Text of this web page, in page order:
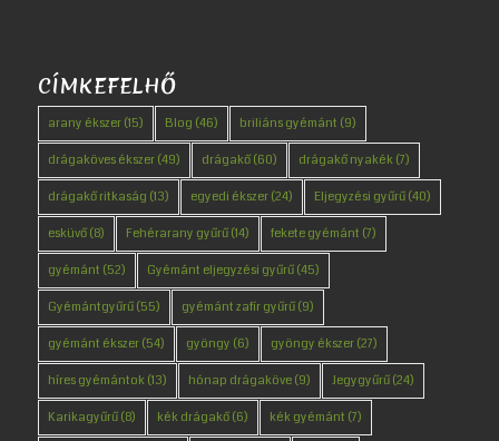
CÍMKEFELHŐ
arany ékszer(15) Blog (46) briliáns gyémánt (9)
drágaköves ékszer(49) drágakő(60) drágakő nyakék(7)
drágakő ritkaság (13) egyedi ékszer(24) Eljegyzési gyűrű(40)
esküvő(8) Fehérarany gyűrű(14) fekete gyémánt (7)
gyémánt (52) Gyémánt eljegyzési gyűrű(45)
Gyémántgyűrű(55) gyémánt zafír gyűrű(9)
gyémánt ékszer(54) gyöngy (6) gyöngy ékszer(27)
híres gyémántok(13) hónap drágaköve(9) Jegygyűrű(24)
Karikagyűrű(8) kék drágakő(6) kék gyémánt (7)